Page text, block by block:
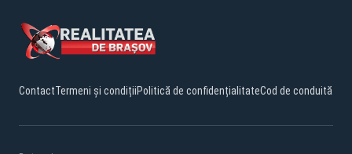
ContactTermeni și condițiiPolitică de confidențialitateCod de conduită